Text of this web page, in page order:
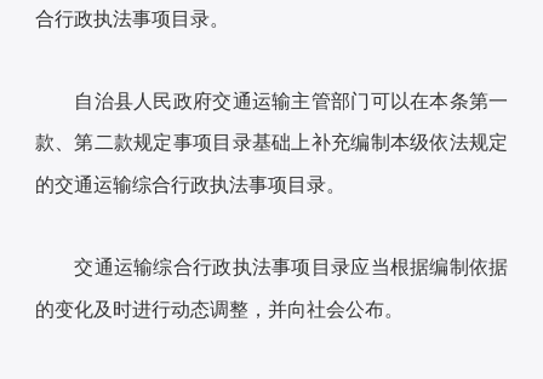
合行政执法事项目录。
自治县人民政府交通运输主管部门可以在本条第一
款、第二款规定事项目录基础上补充编制本级依法规定
的交通运输综合行政执法事项目录。
交通运输综合行政执法事项目录应当根据编制依据
的变化及时进行动态调整，并向社会公布。